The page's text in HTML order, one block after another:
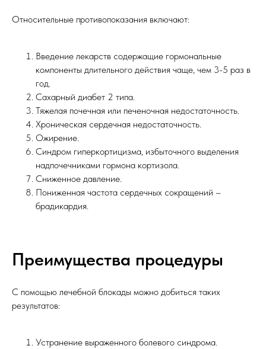
Относительные противопоказания включают:
Введение лекарств содержащие гормональные
компоненты длительного действия чаще, чем 3-5 раз в
год.
Сахарный диабет 2 типа.
Тяжелая почечная или печеночная недостаточность.
Хроническая сердечная недостаточность.
Ожирение.
Синдром гиперкортицизма, избыточного выделения
надпочечниками гормона кортизола.
Сниженное давление.
Пониженная частота сердечных сокращений –
брадикардия.
Преимущества процедуры
С помощью лечебной блокады можно добиться таких
результатов:
Устранение выраженного болевого синдрома.